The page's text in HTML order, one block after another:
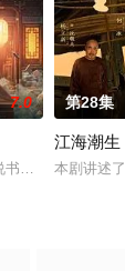
7.0
班子，偶遇“白
第28集
江海潮生
本剧讲述